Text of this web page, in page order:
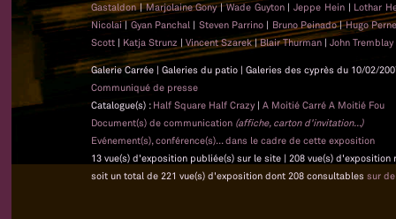
Gastaldon|Marjolaine Gony|Wade Guyton |Jeppe Hein | Lothar
Nicolai|Gyan Panchal | Steven Parrino | Bruno Peinado|Hugo
Scott | Katja Strunz | Vincent Szarek|Blair Thurman | John Tremblay
Galerie Carrée | Galeries du patio | Galeries des cyprès du 10/02/
Communiqué de presse
Catalogue(s) : Half Square Half Crazy| A Moitié Carré A Moitié Fou
Document(s) de communication (affiche, carton d'invitation...)
Evénement(s), conférence(s)... dans le cadre de cette exposition
13 vue(s) d'exposition publiée(s) sur le site | 208 vue(s) d'exposition
soit un total de 221 vue(s) d'exposition dont 208 consultables sur